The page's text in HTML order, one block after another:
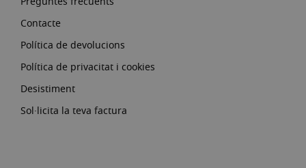
Contacte
Política de devolucions
Política de privacitat i cookies
Desistiment
Sol·licita la teva factura